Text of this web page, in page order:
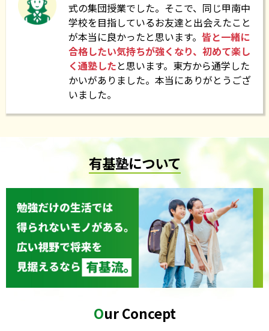
2024.06.26
充理塾開塾20周年記念の講演会のお知らせ
2024.05.31
有基塾 五ツ木・駸々堂模試受験&個別相談会 実施
のお知らせ
2024.05.11
有基塾 芦研模試無料受験&個別相談会 実施のお知
らせ
式の集団授業でした。そこで、同じ甲南中
学校を目指しているお友達と出会えたこと
が本当に良かったと思います。 皆と一緒に
合格したい気持ちが強くなり、初めて楽し
く通塾したと思います。東方から通学した
かいがありました。本当にありがとうござ
いました。
有基塾について
Our Concept